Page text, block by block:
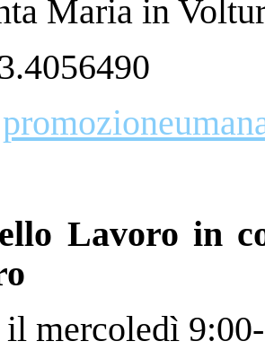
Maria in
Lavoro in
mercoledì